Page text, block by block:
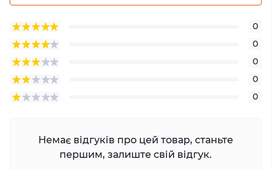
0
0
0
0
0
Немає відгуків про цей товар, станьте
першим, залиште свій відгук.